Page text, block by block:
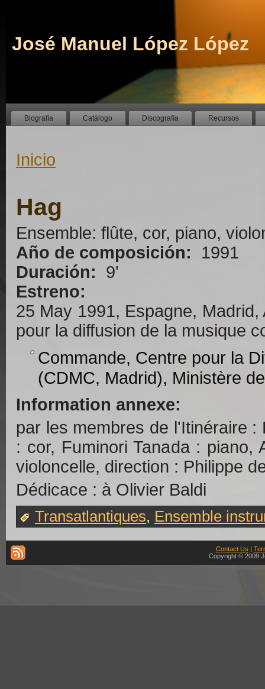
José Manuel López López
Biografía Catálogo Discografía Recursos
Inicio
Hag
Ensemble: flûte, cor, piano,
Año de composición:
1991
Duración:
9'
Estreno:
25 May 1991, Espagne,
pour la diffusion de la musique
Commande, Centre pour la
(CDMC, Madrid), Ministère
Information annexe:
par les membres de l'Itinéraire
: cor, Fuminori Tanada : piano,
violoncelle, direction : Philippe
Dédicace : à Olivier Baldi
Transatlantiques, Ensemble
Contact Us |
Copyright © 2009